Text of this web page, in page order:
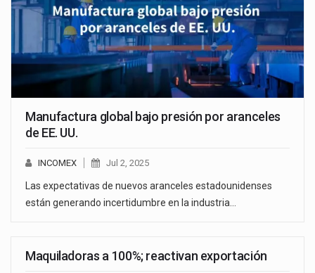
Manufactura global bajo presión por aranceles
de EE. UU.
INCOMEX Jul 2, 2025
Las expectativas de nuevos aranceles estadounidenses
están generando incertidumbre en la industria…
Maquiladoras a 100%; reactivan exportación